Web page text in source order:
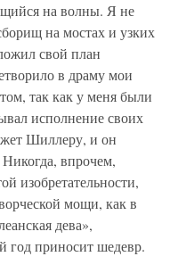
на волны. Я не
на мостах и узких
свой план
в драму мои
так как у меня были
исполнение своих
Шиллеру, и он
впрочем,
изобретательности,
мощи, как в
дева»,
год приносит шедевр.